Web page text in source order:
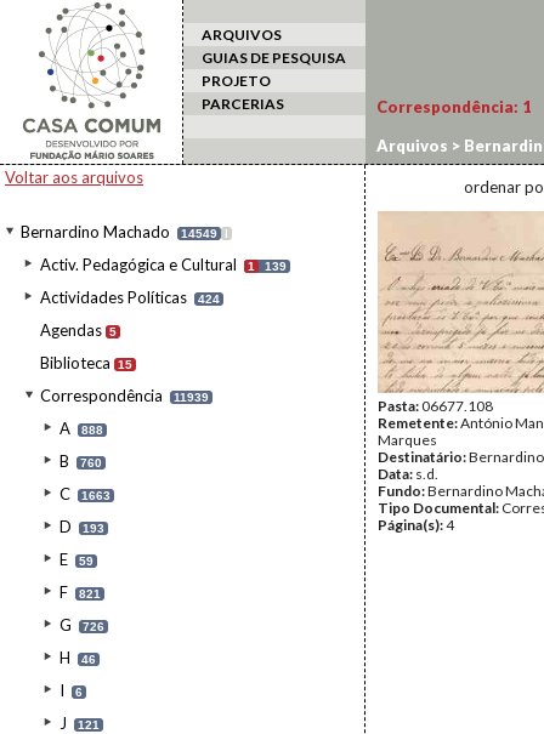
ARQUIVOS
GUIAS DE PESQUISA
PROJETO
PARCERIAS
Voltar aos arquivos
Bernardino Machado 14549 I
Activ. Pedagógica e Cultural 1 139
Actividades Políticas 424
Agendas 5
Biblioteca 15
Correspondência 11939
A 888
B 760
C 1663
D 193
E 59
F 821
G 726
H 46
I 6
J 121
Correspondência: 1
Arquivos >
ordenar
Pasta:06677.108
Remetente:António
Marques
Destinatário:
Data: s.d.
Fundo:Bernardino
Tipo Documental:
Página(s):4